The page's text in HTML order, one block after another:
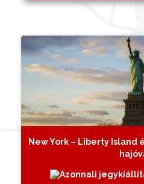
New York – Liberty Island